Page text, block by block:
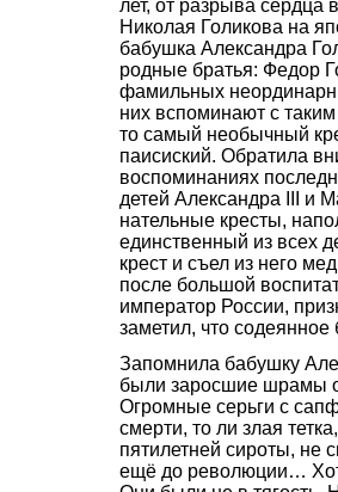
лет, от разрыва сердца
Николая Голикова на
бабушка Александра
родные братья: Федор
фамильных
них вспоминают с
то самый необычный
паисиский. Обратила
воспоминаниях
детей Александра III и
нательные кресты,
единственный из всех
крест и съел из него
после большой
император России,
заметил, что
Запомнила бабушку
были заросшие шрамы
Огромные серьги с
смерти, то ли злая
пятилетней сироты, не
ещё до революции…